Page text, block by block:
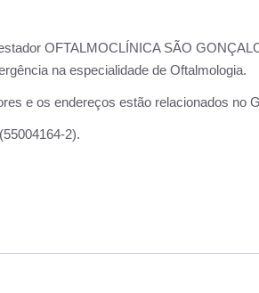
OFTALMOCLÍNICA SÃO
na especialidade de Oftalmologia.
e os endereços estão relacionados no
GONÇALO